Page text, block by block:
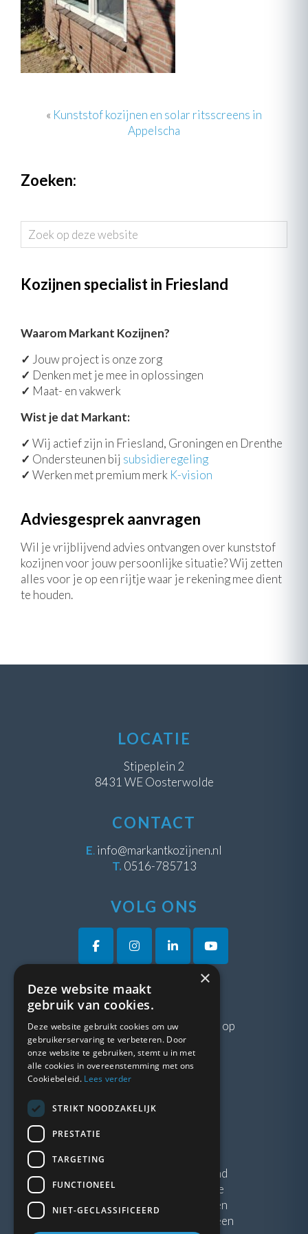
« Kunststof kozijnen en solar ritsscreens in
Appelscha
Zoeken:
Zoek
op
website
Kozijnen specialist in Friesland
Waarom Markant Kozijnen?
✓ Jouw project is onze zorg
✓ Denken met je mee in oplossingen
✓ Maat- en vakwerk
Wist je dat Markant:
✓ Wij actief zijn in Friesland, Groningen en Drenthe
✓ Ondersteunen bij subsidieregeling
✓ Werken met premium merk K-vision
Adviesgesprek aanvragen
Wil je vrijblijvend advies ontvangen over kunststof
kozijnen voor jouw persoonlijke situatie? Wij zetten
alles voor je op een rijtje waar je rekening mee dient
te houden.
LOCATIE
Stipeplein 2
8431 WE Oosterwolde
CONTACT
E.info@markantkozijnen.nl
T. 0516-785713
VOLG ONS
VRAGEN?
Neem gerustcontactmet ons op
LINKS
Blogs
Algemene voorwaarden
Kunststof Kozijnen Friesland
Kunststof kozijnen Drenthe
Kunststof Kozijnen Drachten
Kunststof Kozijnen Hoogeveen
×
Deze website maakt
gebruik van cookies.
Deze website gebruikt cookies om uw
gebruikerservaring te verbeteren. Door
onze website te gebruiken, stemt u in met
alle cookies in overeenstemming met ons
Cookiebeleid. Lees verder
STRIKT NOODZAKELIJK
PRESTATIE
TARGETING
FUNCTIONEEL
NIET-GECLASSIFICEERD